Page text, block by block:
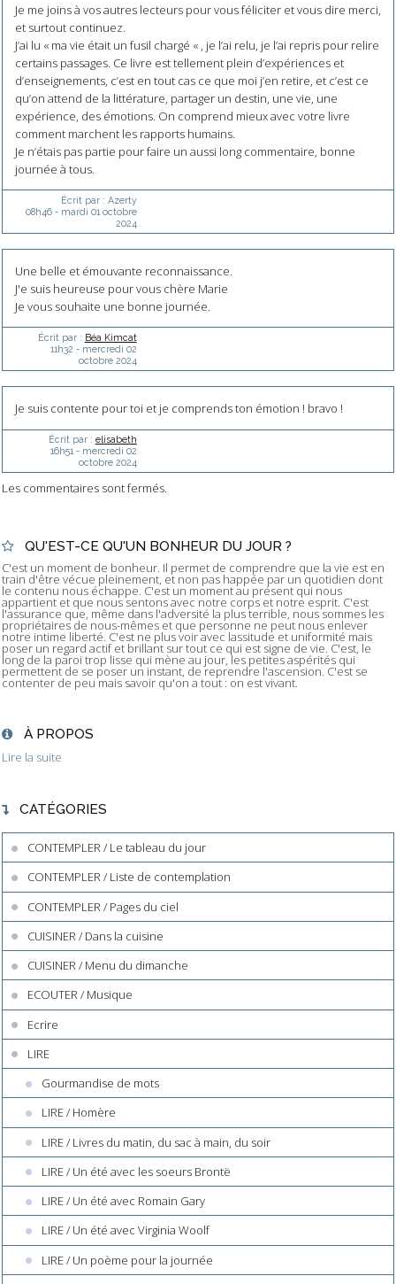
Je me joins à vos autres lecteurs pour vous féliciter et vous dire merci,
et surtout continuez.
J’ai lu « ma vie était un fusil chargé « , je l’ai relu, je l’ai repris pour relire
certains passages. Ce livre est tellement plein d’expériences et
d’enseignements, c’est en tout cas ce que moi j’en retire, et c’est ce
qu’on attend de la littérature, partager un destin, une vie, une
expérience, des émotions. On comprend mieux avec votre livre
comment marchent les rapports humains.
Je n’étais pas partie pour faire un aussi long commentaire, bonne
journée à tous.
Écrit par : Azerty
08h46- mardi 01 octobre
2024
Une belle et émouvante reconnaissance.
J'e suis heureuse pour vous chère Marie
Je vous souhaite une bonne journée.
Écrit par : Béa Kimcat
11h32 - mercredi 02
octobre 2024
Je suis contente pour toi et je comprends ton émotion ! bravo !
Écrit par : elisabeth
16h51 - mercredi 02
octobre 2024
Les commentaires sont fermés.
QU'EST-CE QU'UN BONHEUR DU JOUR ?
C'est un moment de bonheur. Il permet de comprendre que la vie est en
train d'être vécue pleinement, et non pas happée par un quotidien dont
le contenu nous échappe. C'est un moment au présent qui nous
appartient et que nous sentons avec notre corps et notre esprit. C'est
l'assurance que, même dans l'adversité la plus terrible, nous sommes les
propriétaires de nous-mêmes et que personne ne peut nous enlever
notre intime liberté. C'est ne plus voir avec lassitude et uniformité mais
poser un regard actif et brillant sur tout ce qui est signe de vie. C'est, le
long de la paroi trop lisse qui mène au jour, les petites aspérités qui
permettent de se poser un instant, de reprendre l'ascension. C'est se
contenter de peu mais savoir qu'on a tout : on est vivant.
À PROPOS
Lire la suite
CATÉGORIES
CONTEMPLER / Le tableau du jour
CONTEMPLER / Liste de contemplation
CONTEMPLER / Pages du ciel
CUISINER / Dans la cuisine
CUISINER / Menu du dimanche
ECOUTER / Musique
Ecrire
LIRE
Gourmandise de mots
LIRE / Homère
LIRE / Livres du matin, du sac à main, du soir
LIRE / Un été avec les soeurs Brontë
LIRE / Un été avec Romain Gary
LIRE / Un été avec Virginia Woolf
LIRE / Un poème pour la journée